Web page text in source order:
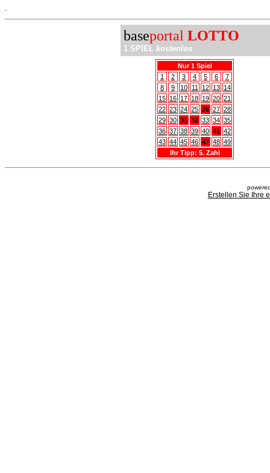
baseportal LOTTO
1 SPIEL kostenlos
Nur 1 Spiel
1
2 3 4 5 6
7
8
9 10 11 12 13 14
15 16 17 18 19 20 21
22 23 24 25 26 27 28
29 30 31 32 33 34 35
36 37 38 39 40 41 42
43 44 45 46 47 48 49
Ihr Tipp: 5. Zahl
Erstellen Sie Ihre